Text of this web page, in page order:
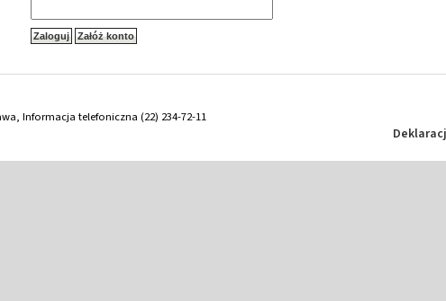
Informacja telefoniczna (22) 234-72-11